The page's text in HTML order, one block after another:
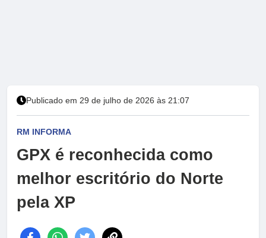
Publicado em 29 de julho de 2026 às 21:07
RM INFORMA
GPX é reconhecida como
melhor escritório do Norte
pela XP